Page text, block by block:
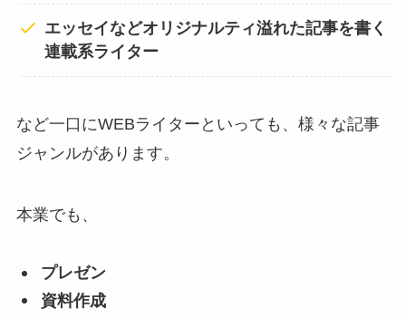
エッセイなどオリジナルティ溢れた記事を書く
連載系ライター
など一口にWEBライターといっても、様々な記事
ジャンルがあります。
本業でも、
プレゼン
資料作成